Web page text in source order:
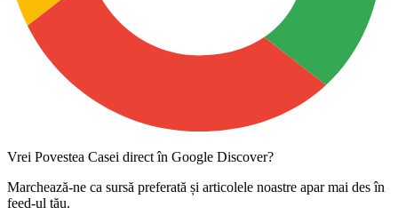
Vrei Povestea Casei direct în Google Discover?
Marchează-ne ca sursă preferată și articolele noastre apar mai des în
feed-ul tău.